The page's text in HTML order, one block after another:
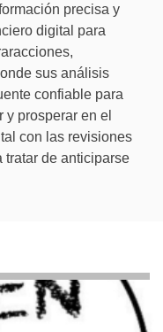
precisa y
digital para
sus análisis
confiable para
prosperar en el
con las revisiones
tratar de anticiparse